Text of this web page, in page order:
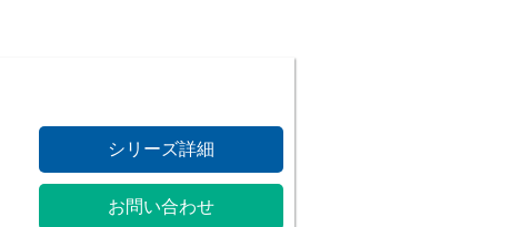
シリーズ詳細
お問い合わせ